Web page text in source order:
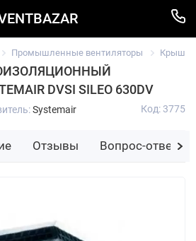
Промышленные вентиляторы
DVSI SILEO 630DV
Systemair Код: 3775
Отзывы Вопрос-ответ